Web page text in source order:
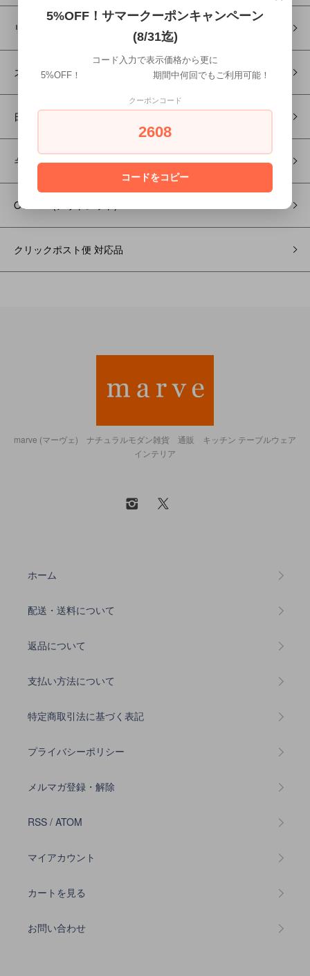
リラクゼーション
ステーショナリー
日用生活雑貨
ギフトボックスセット
OUTLET(アウトレット)
クリックポスト便 対応品
marve (マーヴェ) ナチュラルモダン雑貨 通販 キッチン テーブルウェア
インテリア
ホーム
配送・送料について
返品について
支払い方法について
特定商取引法に基づく表記
プライバシーポリシー
メルマガ登録・解除
RSS / ATOM
マイアカウント
カートを見る
お問い合わせ
5%OFF！サマークーポンキャンペーン
(8/31迄)
コード入力で表示価格から更に
5%OFF！ 期間中何回でもご利用可能！
クーポンコード
2608
コードをコピー